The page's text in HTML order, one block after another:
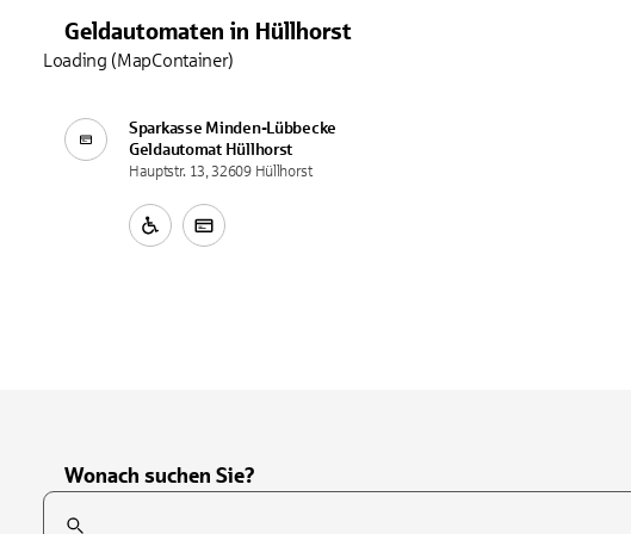
Geldautomaten in Hüllhorst
Sparkasse Minden-Lübbecke
Geldautomat Hüllhorst
Hauptstr. 13, 32609 Hüllhorst
Loading (MapContainer)
Wonach suchen Sie?
Suchfeld